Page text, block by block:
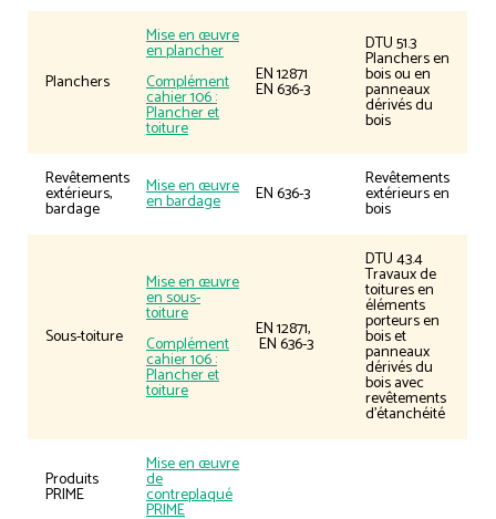
Planchers
Mise en œuvre
en plancher
Complément
cahier 106 :
Plancher et
toiture
EN 12871
EN 636-3
DTU 51.3
Planchers en
bois ou en
panneaux
dérivés du
bois
Revêtements
extérieurs,
bardage
Mise en œuvre
en bardage EN 636-3
Revêtements
extérieurs en
bois
Sous-toiture
Mise en œuvre
en sous-
toiture
Complément
cahier 106 :
Plancher et
toiture
EN 12871,
EN 636-3
DTU 43.4
Travaux de
toitures en
éléments
porteurs en
bois et
panneaux
dérivés du
bois avec
revêtements
d’étanchéité
Produits
PRIME
Mise en œuvre
de
contreplaqué
PRIME